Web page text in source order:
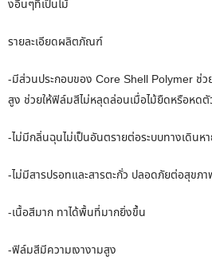
งอื่นๆที่เป็นไม้
รายละเอียดผลิตภัณฑ์
-มีส่วนประกอบของ Core Shell Polymer ช่
สูง ช่วยให้ฟิล์มสีไม่หลุดล่อนเมื่อไม้ยืดหรือหดตั
-ไม่มีกลิ่นฉุนไม่เป็นอันตรายต่อระบบทางเดินหา
-ไม่มีสารปรอทและสารตะกั่ว ปลอดภัยต่อสุขภ
-เนื้อสีมาก ทาได้พื้นที่มากยิ่งขึ้น
-ฟิล์มสีมีความเงางามสูง